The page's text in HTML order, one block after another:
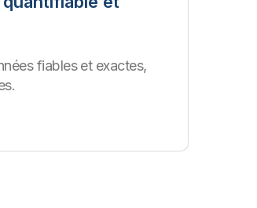
fiables et exactes,